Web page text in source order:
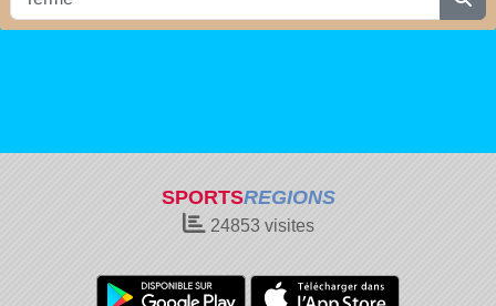
SPORTSREGIONS
24853visites